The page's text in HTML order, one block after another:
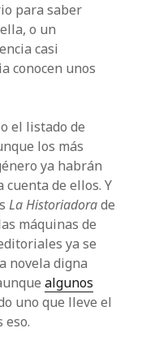
para saber
o un
casi
conocen unos
el listado de
los más
ya habrán
de ellos. Y
La Historiadorade
máquinas de
ya se
novela digna
algunos
uno que lleve el
eso.